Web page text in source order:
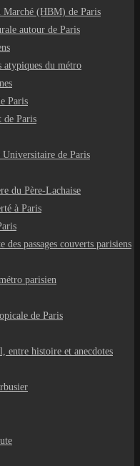
Marché (HBM) de Paris
autour de Paris
atypiques du métro
Paris
de Paris
de Paris
du Père-Lachaise
à Paris
des passages couverts parisiens
parisien
de Paris
entre histoire et anecdotes